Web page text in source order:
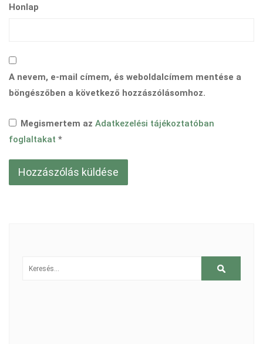
Honlap
A nevem, e-mail címem, és weboldalcímem mentése a
böngészőben a következő hozzászólásomhoz.
Megismertem az Adatkezelési tájékoztatóban
foglaltakat *